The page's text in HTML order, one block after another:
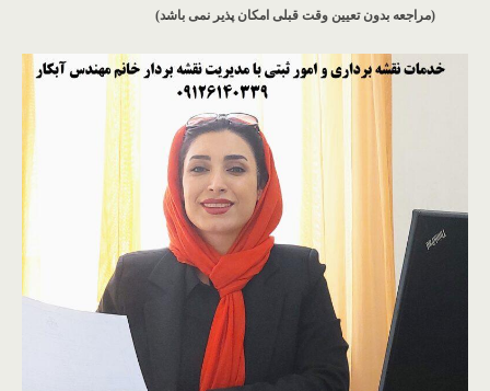
(مراجعه بدون تعیین وقت قبلی امکان پذیر نمی باشد)